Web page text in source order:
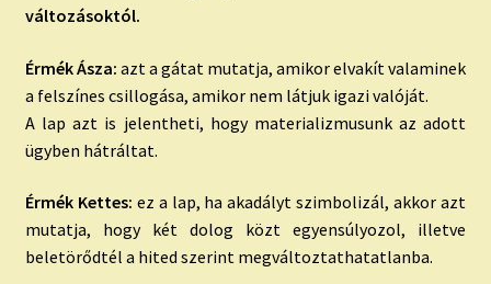
változásoktól.
Érmék Ásza: azt a gátat mutatja, amikor elvakít valaminek
a felszínes csillogása, amikor nem látjuk igazi valóját.
A lap azt is jelentheti, hogy materializmusunk az adott
ügyben hátráltat.
Érmék Kettes: ez a lap, ha akadályt szimbolizál, akkor azt
mutatja, hogy két dolog közt egyensúlyozol, illetve
beletörődtél a hited szerint megváltoztathatatlanba.